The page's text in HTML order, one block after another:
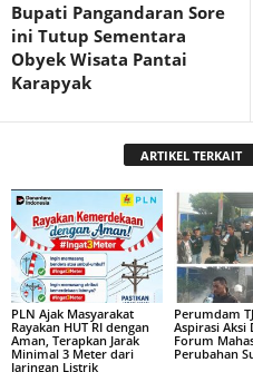
Bupati Pangandaran Sore
ini Tutup Sementara
Obyek Wisata Pantai
Karapyak
ARTIKEL TERKAIT
PLN Ajak Masyarakat
Rayakan HUT RI dengan
Aman, Terapkan Jarak
Minimal 3 Meter dari
Jaringan Listrik
Perumdam
Aspirasi Aksi
Forum
Perubahan